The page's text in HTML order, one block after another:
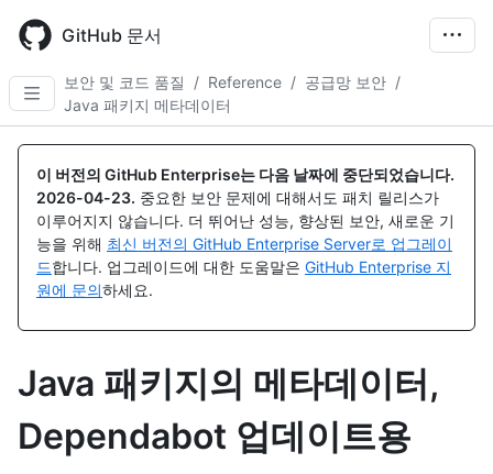
main
content
GitHub 문서
보안 및 코드 품질 / Reference / 공급망 보안 /
Java 패키지 메타데이터
이 버전의 GitHub Enterprise는 다음 날짜에 중단되었습니다.
2026-04-23. 중요한 보안 문제에 대해서도 패치 릴리스가
이루어지지 않습니다. 더 뛰어난 성능, 향상된 보안, 새로운 기
능을 위해 최신 버전의 GitHub Enterprise Server로 업그레이
드합니다. 업그레이드에 대한 도움말은 GitHub Enterprise 지
원에 문의하세요.
Java 패키지의 메타데이터,
Dependabot 업데이트용